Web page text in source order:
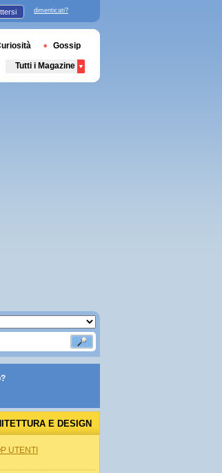
E DESIGN
UTENTI
dimenticati?
Gossip
Tutti i Magazine